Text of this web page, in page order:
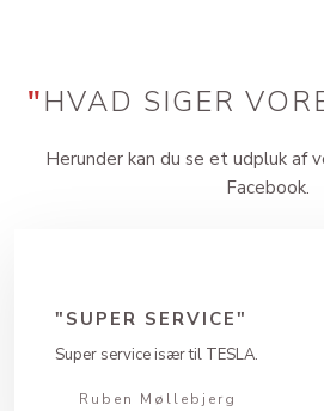
"HVAD SIGER
Herunder kan du se et udpluk af
Facebook.
"SUPER SERVICE"
Super service især til TESLA.
Ruben Møllebjerg​